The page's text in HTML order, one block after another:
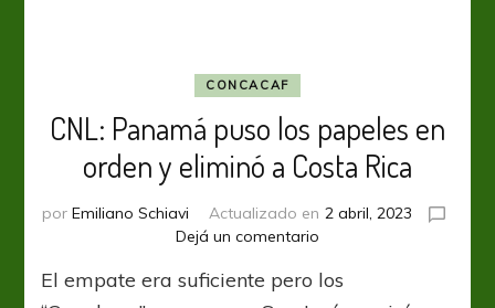
CONCACAF
CNL: Panamá puso los papeles en
orden y eliminó a Costa Rica
por Emiliano Schiavi Actualizado en 2 abril, 2023
Dejá un comentario
Panamá
El empate era suficiente pero los